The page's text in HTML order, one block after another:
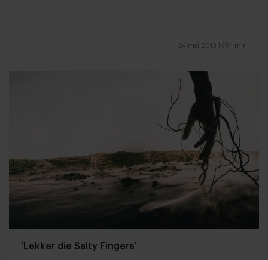
24 mei 2013 1 min
'Lekker die Salty Fingers'